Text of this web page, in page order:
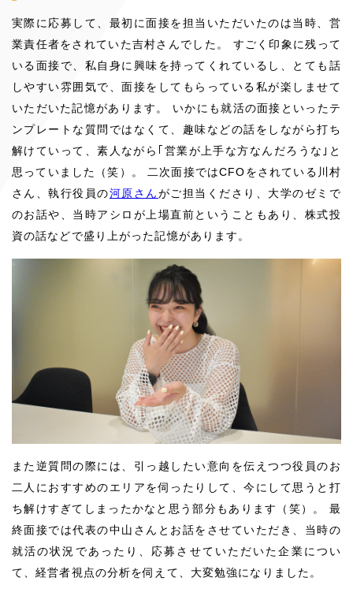
実際に応募して、最初に面接を担当いただいたのは当時、営
業責任者をされていた吉村さんでした。 すごく印象に残って
いる面接で、私自身に興味を持ってくれているし、とても話
しやすい雰囲気で、面接をしてもらっている私が楽しませて
いただいた記憶があります。 いかにも就活の面接といったテ
ンプレートな質問ではなくて、趣味などの話をしながら打ち
解けていって、素人ながら｢営業が上手な方なんだろうな｣と
思っていました（笑）。 二次面接ではCFOをされている川村
さん、執行役員の河原さんがご担当くださり、大学のゼミで
のお話や、当時アシロが上場直前ということもあり、株式投
資の話などで盛り上がった記憶があります。
また逆質問の際には、引っ越したい意向を伝えつつ役員のお
二人におすすめのエリアを伺ったりして、今にして思うと打
ち解けすぎてしまったかなと思う部分もあります（笑）。 最
終面接では代表の中山さんとお話をさせていただき、当時の
就活の状況であったり、応募させていただいた企業につい
て、経営者視点の分析を伺えて、大変勉強になりました。